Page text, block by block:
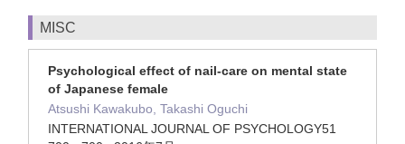
MISC
Psychological effect of nail-care on mental state
of Japanese female
Atsushi Kawakubo, Takashi Oguchi
INTERNATIONAL JOURNAL OF PSYCHOLOGY51